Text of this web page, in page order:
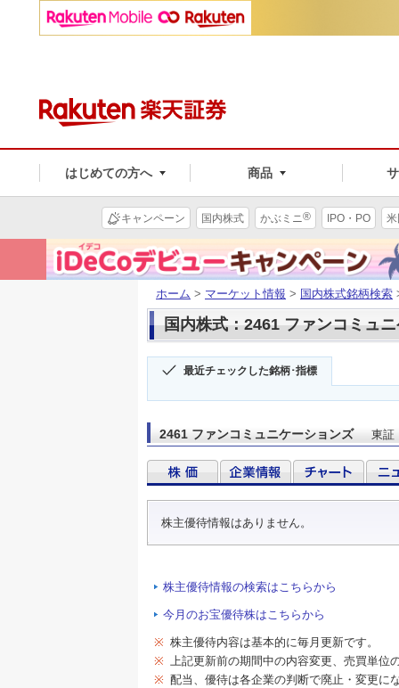
はじめての方へ 商品
キャンペーン 国内株式 かぶミニ® IPO・PO
ホーム > マーケット情報 > 国内株式銘柄検索
国内株式：2461 ファンコミュ
最近チェックした銘柄･指標
2461 ファンコミュニケーションズ 東証
株主優待情報はありません。
株主優待情報の検索はこちらから
今月のお宝優待株はこちらから
※ 株主優待内容は基本的に毎月更新です。
※ 上記更新前の期間中の内容変更、売買単位
※ 配当、優待は各企業の判断で廃止・変更に